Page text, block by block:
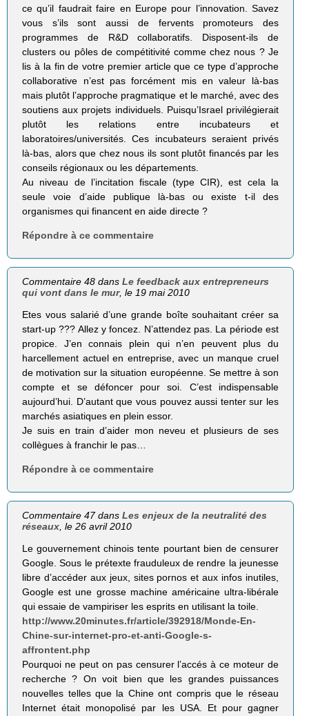
ce qu’il faudrait faire en Europe pour l’innovation. Savez
vous s’ils sont aussi de fervents promoteurs des
programmes de R&D collaboratifs. Disposent-ils de
clusters ou pôles de compétitivité comme chez nous ? Je
lis à la fin de votre premier article que ce type d’approche
collaborative n’est pas forcément mis en valeur là-bas
mais plutôt l’approche pragmatique et le marché, avec des
soutiens aux projets individuels. Puisqu’Israel privilégierait
plutôt les relations entre incubateurs et
laboratoires/universités. Ces incubateurs seraient privés
là-bas, alors que chez nous ils sont plutôt financés par les
conseils régionaux ou les départements.
Au niveau de l’incitation fiscale (type CIR), est cela la
seule voie d’aide publique là-bas ou existe t-il des
organismes qui financent en aide directe ?
Répondre à ce commentaire
Commentaire 48 dansLe feedback aux entrepreneurs
qui vont dans le mur, le 19 mai 2010
Etes vous salarié d’une grande boîte souhaitant créer sa
start-up ??? Allez y foncez. N’attendez pas. La période est
propice. J’en connais plein qui n’en peuvent plus du
harcellement actuel en entreprise, avec un manque cruel
de motivation sur la situation européenne. Se mettre à son
compte et se défoncer pour soi. C’est indispensable
aujourd’hui. D’autant que vous pouvez aussi tenter sur les
marchés asiatiques en plein essor.
Je suis en train d’aider mon neveu et plusieurs de ses
collègues à franchir le pas…
Répondre à ce commentaire
Commentaire 47 dansLes enjeux de la neutralité des
réseaux , le 26 avril 2010
Le gouvernement chinois tente pourtant bien de censurer
Google. Sous le prétexte frauduleux de rendre la jeunesse
libre d’accéder aux jeux, sites pornos et aux infos inutiles,
Google est une grosse machine américaine ultra-libérale
qui essaie de vampiriser les esprits en utilisant la toile.
http://www.20minutes.fr/article/392918/Monde-En-
Chine-sur-internet-pro-et-anti-Google-s-
affrontent.php
Pourquoi ne peut on pas censurer l’accés à ce moteur de
recherche ? On voit bien que les grandes puissances
nouvelles telles que la Chine ont compris que le réseau
Internet était monopolisé par les USA. Et pour gagner